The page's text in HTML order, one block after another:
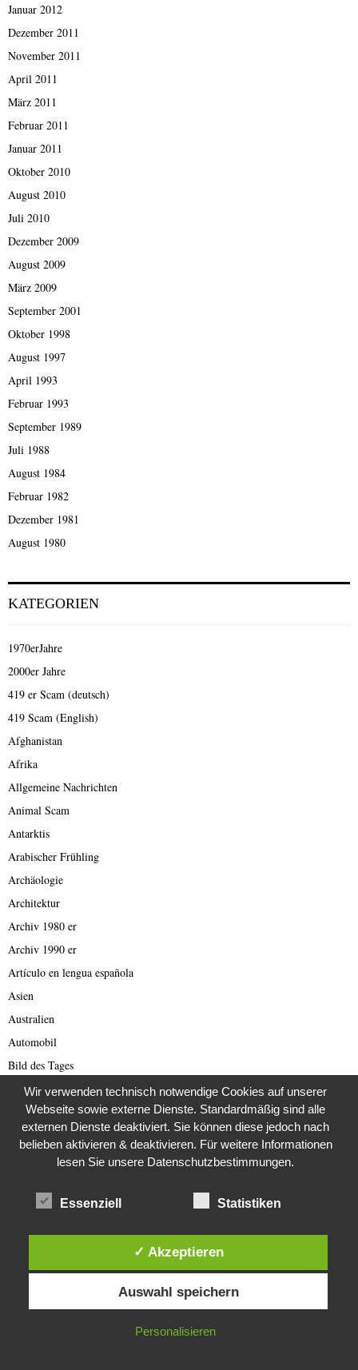
Januar 2012
Dezember 2011
November 2011
April 2011
März 2011
Februar 2011
Januar 2011
Oktober 2010
August 2010
Juli 2010
Dezember 2009
August 2009
März 2009
September 2001
Oktober 1998
August 1997
April 1993
Februar 1993
September 1989
Juli 1988
August 1984
Februar 1982
Dezember 1981
August 1980
KATEGORIEN
1970erJahre
2000er Jahre
419 er Scam (deutsch)
419 Scam (English)
Afghanistan
Afrika
Allgemeine Nachrichten
Animal Scam
Antarktis
Arabischer Frühling
Archäologie
Architektur
Archiv 1980 er
Archiv 1990 er
Artículo en lengua española
Asien
Australien
Automobil
Bild des Tages
Blogs
Breaking News
Brexit
Business
ChinaDiese Website verwendet Cookies. Durch die weitere Nutzung dieser
Website stimmst du der Verwendung von Cookies zu.
IN ORDNUNG
Wir verwenden technisch notwendige Cookies auf unserer
Webseite sowie externe Dienste. Standardmäßig sind alle
externen Dienste deaktiviert. Sie können diese jedoch nach
belieben aktivieren & deaktivieren. Für weitere Informationen
lesen Sie unsere Datenschutzbestimmungen.
Essenziell Statistiken
✓ Akzeptieren
Auswahl speichern
Personalisieren